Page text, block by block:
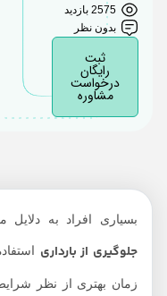
2575 بازدید
بدون نظر
رایگان
درخواست
مشاوره
بسیاری افراد به دلایل
جلوگیری از بارداریاستفاده
زمان بهتری از نظر شرایط